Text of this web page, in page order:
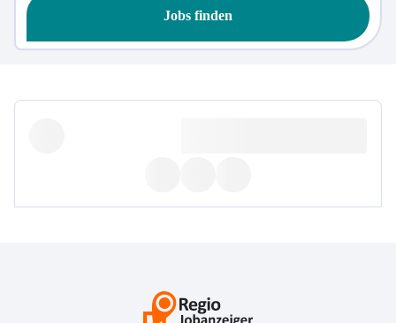
Jobs finden